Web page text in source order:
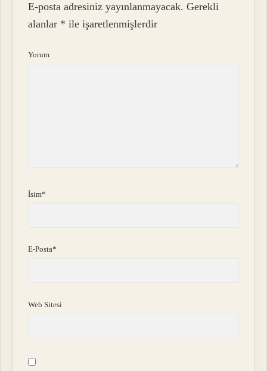
E-posta adresiniz yayınlanmayacak. Gerekli
alanlar * ile işaretlenmişlerdir
Yorum
İsim*
E-Posta*
Web Sitesi